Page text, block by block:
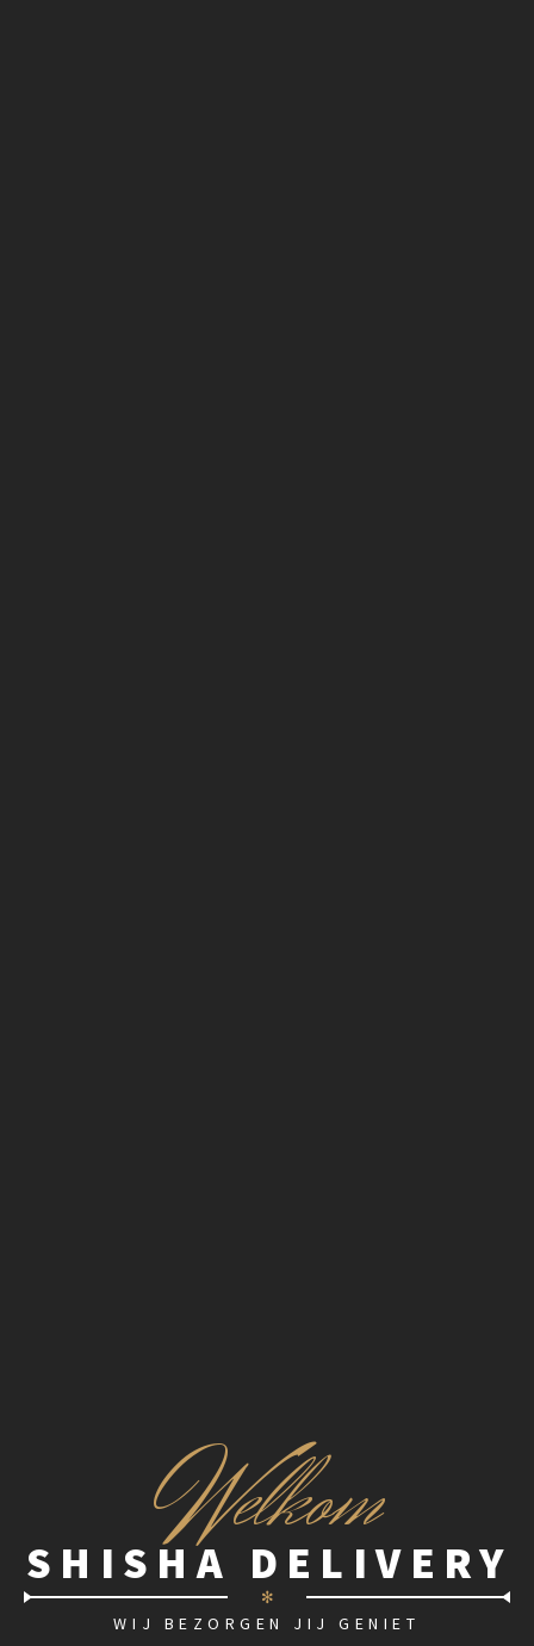
W
elkom
SHISHA DELIVERY
✻
WIJ BEZORGEN JIJ GENIET